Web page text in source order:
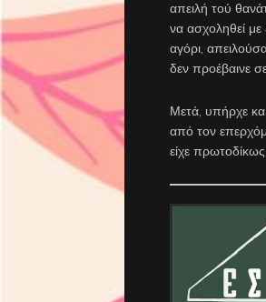
απειλή τού
να ασχοληθεί
αγόρι,
δεν προέβαινε
Μετά, υπήρχε
από τον
είχε πρωτοδίκως